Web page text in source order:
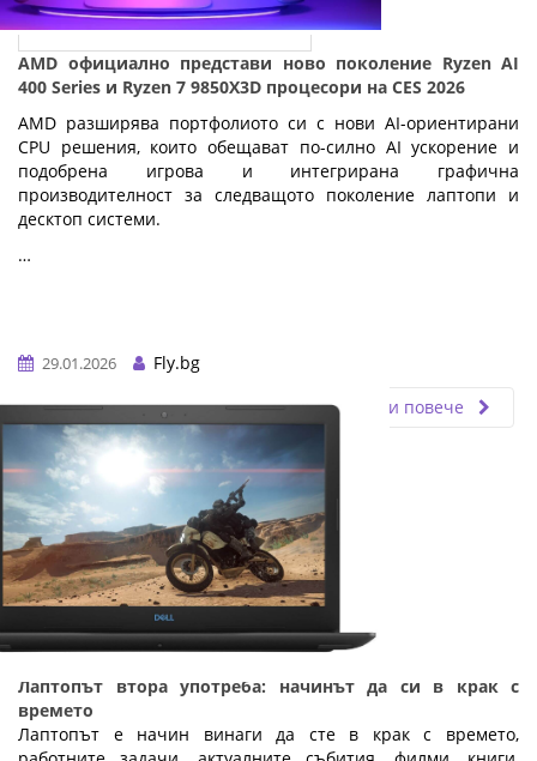
AMD официално представи ново поколение Ryzen AI
400 Series и Ryzen 7 9850X3D процесори на CES 2026
AMD разширява портфолиото си с нови AI-ориентирани
CPU решения, които обещават по-силно AI ускорение и
подобрена игрова и интегрирана графична
производителност за следващото поколение лаптопи и
десктоп системи.
…
29.01.2026
Fly.bg
Прочети повече
Лаптопът втора употреба: начинът да си в крак с
времето
Лаптопът е начин винаги да сте в крак с времето,